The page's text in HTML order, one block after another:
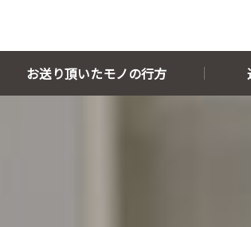
お送り頂いたモノの行方